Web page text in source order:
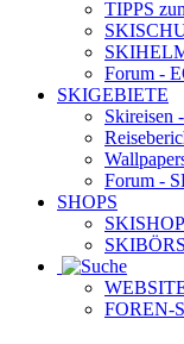
TIPPS
Forum -
SKIGEBIETE
Skireisen
Forum -
SHOPS
FOREN-